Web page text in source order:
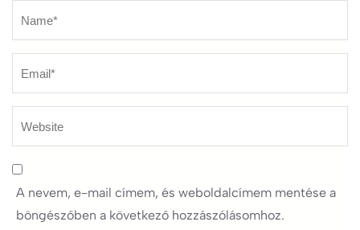
A nevem, e-mail címem, és weboldalcímem mentése a
böngészőben a következő hozzászólásomhoz.